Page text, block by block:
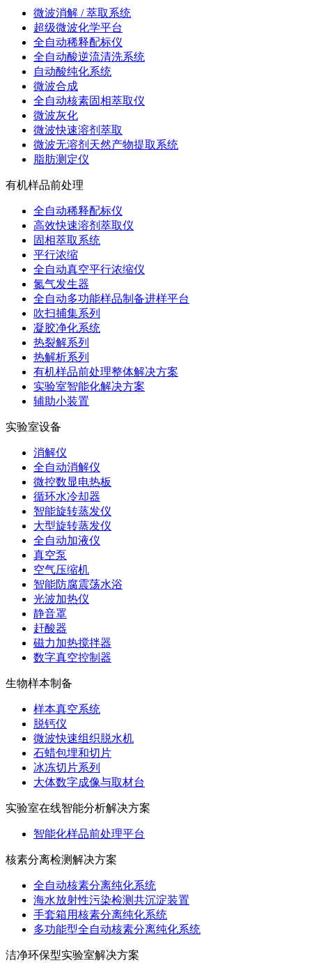
微波消解 / 萃取系统
超级微波化学平台
全自动稀释配标仪
全自动酸逆流清洗系统
自动酸纯化系统
微波合成
全自动核素固相萃取仪
微波灰化
微波快速溶剂萃取
微波无溶剂天然产物提取系统
脂肪测定仪
有机样品前处理
全自动稀释配标仪
高效快速溶剂萃取仪
固相萃取系统
平行浓缩
全自动真空平行浓缩仪
氮气发生器
全自动多功能样品制备进样平台
吹扫捕集系列
凝胶净化系统
热裂解系列
热解析系列
有机样品前处理整体解决方案
实验室智能化解决方案
辅助小装置
实验室设备
消解仪
全自动消解仪
微控数显电热板
循环水冷却器
智能旋转蒸发仪
大型旋转蒸发仪
全自动加液仪
真空泵
空气压缩机
智能防腐震荡水浴
光波加热仪
静音罩
赶酸器
磁力加热搅拌器
数字真空控制器
生物样本制备
样本真空系统
脱钙仪
微波快速组织脱水机
石蜡包埋和切片
冰冻切片系列
大体数字成像与取材台
实验室在线智能分析解决方案
智能化样品前处理平台
核素分离检测解决方案
全自动核素分离纯化系统
海水放射性污染检测共沉淀装置
手套箱用核素分离纯化系统
多功能型全自动核素分离纯化系统
洁净环保型实验室解决方案